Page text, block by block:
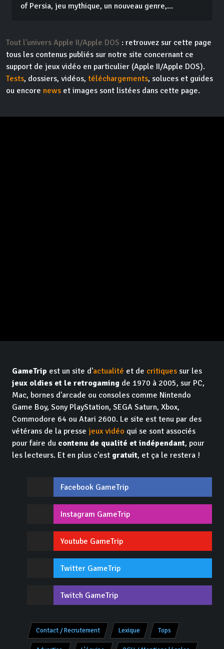
of Persia, jeu mythique, un nouveau genre,...
Tout l'univers Apple II/Apple DOS : retrouvez sur cette page
tous les contenus publiés sur notre site concernant ce
support de jeux vidéo en particulier (Apple II/Apple DOS).
Tests, dossiers, vidéos, téléchargements, soluces et guides
ou encore news et images sont listées dans cette page.
GameTrip est un site d'actualité et de critiques sur les
jeux oldies et le retrogaming de 1970 à 2005, sur PC,
Mac, bornes d'arcade ou consoles comme Nintendo
Game Boy, Sony PlayStation, SEGA Saturn, Xbox,
Commodore 64 ou Atari 2600. Le site est tenu par des
vétérans de la presse jeux vidéo qui se sont associés
pour faire du contenu de qualité et indépendant, pour
les lecteurs. Et en plus c'est gratuit, et ça le restera !
Facebook GameTrip
Instagram GameTrip
Youtube GameTrip
Twitter GameTrip
Twitch GameTrip
Contact / Recrutement Lexique Tops